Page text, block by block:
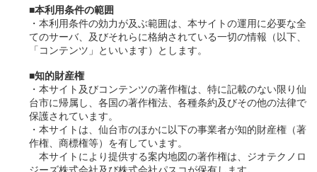
■本利用条件の範囲
・本利用条件の効力が及ぶ範囲は、本サイトの運用に必要な全
てのサーバ、及びそれらに格納されている一切の情報（以下、
「コンテンツ」といいます）とします。
■知的財産権
・本サイト及びコンテンツの著作権は、特に記載のない限り仙
台市に帰属し、各国の著作権法、各種条約及びその他の法律で
保護されています。
・本サイトは、仙台市のほかに以下の事業者が知的財産権（著
作権、商標権等）を有しています。
本サイトにより提供する案内地図の著作権は、ジオテクノロ
ジーズ株式会社及び株式会社パスコが保有します。